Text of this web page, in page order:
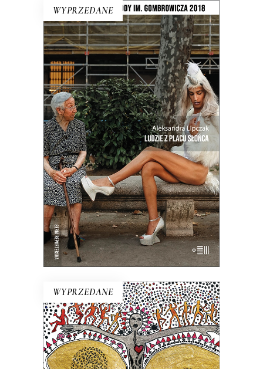
WYPRZEDANE
E-BOOK DO KOSZYKA
LUDZIE Z PLACU SŁOŃCA
Intymny portret kraju na rozdrożu.
Miejsca, w którym coś się skończyło, a
nowe jeszcze nie zaczęło. Reportaże o
Hiszpanii z krwi i kości, a nie z
turystycznego folderu.
39.00zł 19.50zł
WYPRZEDANE
FABRYKA ABSOLUTU